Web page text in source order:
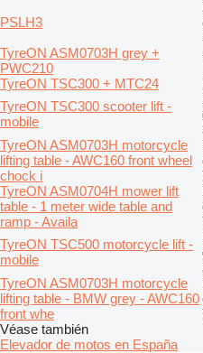
PSLH3
TyreON ASM0703H grey +
PWC210
TyreON TSC300 + MTC24
TyreON TSC300 scooter lift -
mobile
TyreON ASM0703H motorcycle
lifting table - AWC160 front wheel
chock i
TyreON ASM0704H mower lift
table - 1 meter wide table and
ramp - Availa
TyreON TSC500 motorcycle lift -
mobile
TyreON ASM0703H motorcycle
lifting table - BMW grey - AWC160
front whe
Véase también
Elevador de motos en España